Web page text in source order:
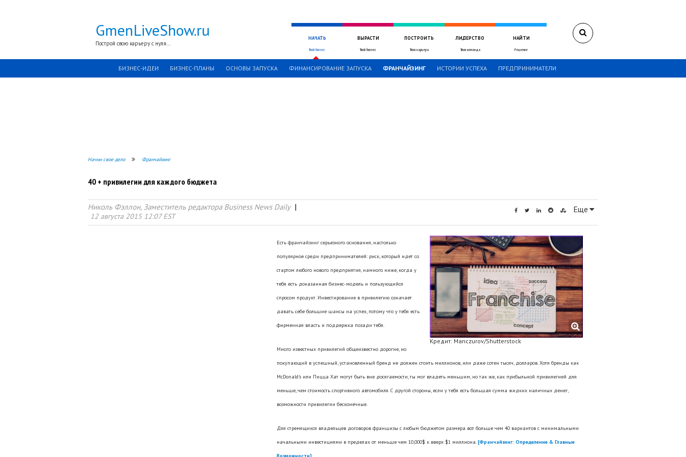
GmenLiveShow.ru
Построй свою карьеру с нуля...
НАЧАТЬ
Твой бизнес
ВЫРАСТИ
Твой бизнес
ПОСТРОИТЬ
Твоя карьера
ЛИДЕРСТВО
Твоя команда
НАЙТИ
Решение
БИЗНЕС-ИДЕИ БИЗНЕС-ПЛАНЫ ОСНОВЫ ЗАПУСКА ФИНАНСИРОВАНИЕ ЗАПУСКА ФРАНЧАЙЗИНГ ИСТОРИИ УСПЕХА ПРЕДПРИНИМАТЕЛИ
Начни свое дело Франчайзинг
40 + привилегии для каждого бюджета
Николь Фэллон, Заместитель редактора Business News Daily
12 августа 2015 12:07 EST
Еще
Кредит: Manczurov/Shutterstock
Есть франчайзинг серьезного основания, настолько
популярное среди предпринимателей: риск, который идет со
стартом любого нового предприятия, намного ниже, когда у
тебя есть доказанная бизнес-модель и пользующийся
спросом продукт. Инвестирование в привилегию означает
давать себе большие шансы на успех, потому что у тебя есть
фирменная власть и поддержка позади тебя.
Много известных привилегий общеизвестно дорогие, но
покупающий в успешный, установленный бренд не должен стоить миллионов, или даже сотен тысяч, долларов. Хотя бренды как
McDonald's или Пицца Хат могут быть вне досягаемости, ты мог владеть меньшим, но так же, как прибыльной привилегией для
меньше, чем стоимость спортивного автомобиля. С другой стороны, если у тебя есть большая сумма жидких наличных денег,
возможности привилегии бесконечные.
Для стремящихся владельцев договоров франшизы с любым бюджетом размера вот больше чем 40 вариантов с минимальными
начальными инвестициями в пределах от меньше чем 10,000$ к вверх $1 миллиона.[Франчайзинг: Определение & Главные